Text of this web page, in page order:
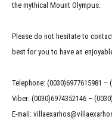
the mythical Mount Olympus.
Please do not hesitate to
best for you to have an
Telephone: (0030)6977615981 –
Viber: (0030)6974352146 –
E-mail: